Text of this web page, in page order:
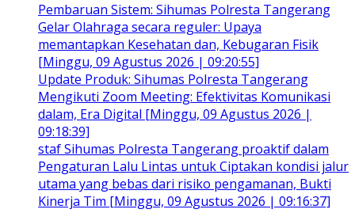
Pembaruan Sistem: Sihumas Polresta Tangerang
Gelar Olahraga secara reguler: Upaya
memantapkan Kesehatan dan, Kebugaran Fisik
[Minggu, 09 Agustus 2026 | 09:20:55]
Update Produk: Sihumas Polresta Tangerang
Mengikuti Zoom Meeting: Efektivitas Komunikasi
dalam, Era Digital [Minggu, 09 Agustus 2026 |
09:18:39]
staf Sihumas Polresta Tangerang proaktif dalam
Pengaturan Lalu Lintas untuk Ciptakan kondisi jalur
utama yang bebas dari risiko pengamanan, Bukti
Kinerja Tim [Minggu, 09 Agustus 2026 | 09:16:37]